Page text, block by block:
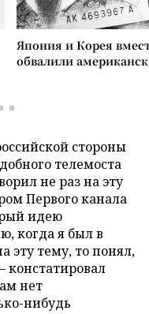
Япония и Корея
обвалили
стороны
телемоста
не раз на эту
Первого канала
идею
когда я был в
эту тему, то понял,
констатировал
нет
нибудь